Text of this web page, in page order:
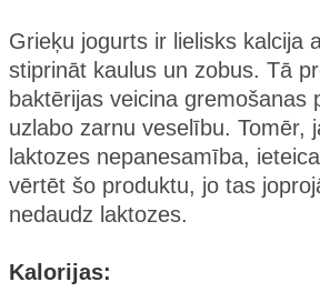
Grieķu jogurts ir lielisks kalcija
stiprināt kaulus un zobus. Tā
baktērijas veicina gremošanas
uzlabo zarnu veselību. Tomēr,
laktozes nepanesamība,
vērtēt šo produktu, jo tas
nedaudz laktozes​.
Kalorijas: